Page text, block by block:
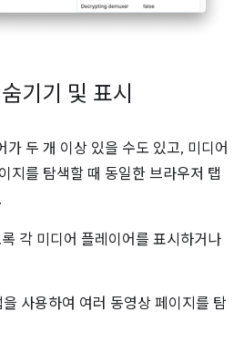
기기 및 표시
가 두 개 이상 있을 수도 있고, 미디어
지를 탐색할 때 동일한 브라우저 탭
각 미디어 플레이어를 표시하거나
사용하여 여러 동영상 페이지를 탐